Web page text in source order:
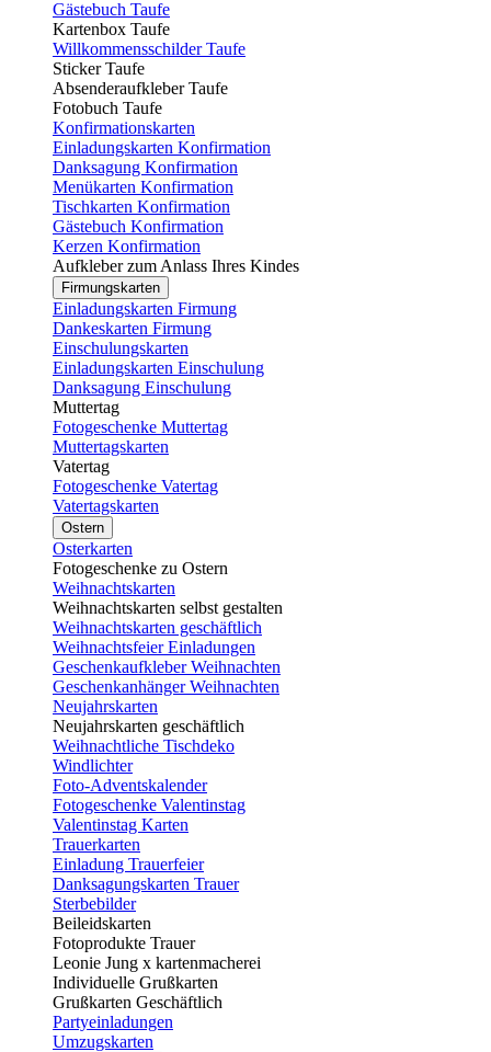
Gästebuch Taufe
Kartenbox Taufe
Willkommensschilder Taufe
Sticker Taufe
Absenderaufkleber Taufe
Fotobuch Taufe
Konfirmationskarten
Einladungskarten Konfirmation
Danksagung Konfirmation
Menükarten Konfirmation
Tischkarten Konfirmation
Gästebuch Konfirmation
Kerzen Konfirmation
Aufkleber zum Anlass Ihres Kindes
Firmungskarten
Einladungskarten Firmung
Dankeskarten Firmung
Einschulungskarten
Einladungskarten Einschulung
Danksagung Einschulung
Muttertag
Fotogeschenke Muttertag
Muttertagskarten
Vatertag
Fotogeschenke Vatertag
Vatertagskarten
Ostern
Osterkarten
Fotogeschenke zu Ostern
Weihnachtskarten
Weihnachtskarten selbst gestalten
Weihnachtskarten geschäftlich
Weihnachtsfeier Einladungen
Geschenkaufkleber Weihnachten
Geschenkanhänger Weihnachten
Neujahrskarten
Neujahrskarten geschäftlich
Weihnachtliche Tischdeko
Windlichter
Foto-Adventskalender
Fotogeschenke Valentinstag
Valentinstag Karten
Trauerkarten
Einladung Trauerfeier
Danksagungskarten Trauer
Sterbebilder
Beileidskarten
Fotoprodukte Trauer
Leonie Jung x kartenmacherei
Individuelle Grußkarten
Grußkarten Geschäftlich
Partyeinladungen
Umzugskarten